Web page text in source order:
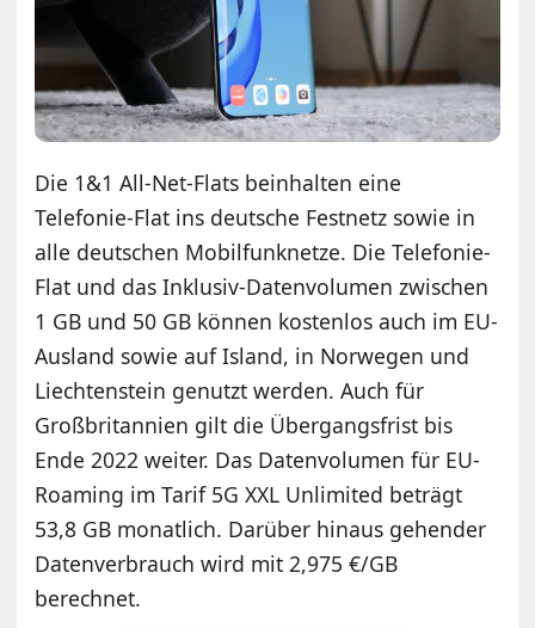
Die 1&1 All-Net-Flats beinhalten eine
Telefonie-Flat ins deutsche Festnetz sowie in
alle deutschen Mobilfunknetze. Die Telefonie-
Flat und das Inklusiv-Datenvolumen zwischen
1 GB und 50 GB können kostenlos auch im EU-
Ausland sowie auf Island, in Norwegen und
Liechtenstein genutzt werden. Auch für
Großbritannien gilt die Übergangsfrist bis
Ende 2022 weiter. Das Datenvolumen für EU-
Roaming im Tarif 5G XXL Unlimited beträgt
53,8 GB monatlich. Darüber hinaus gehender
Datenverbrauch wird mit 2,975 €/GB
berechnet.